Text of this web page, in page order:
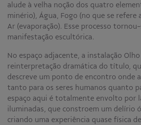
alude à velha noção dos quatro
minério), Água, Fogo (no que se refere
Ar (evaporação). Esse processo
manifestação escultórica.
No espaço adjacente, a instalação Olho
reinterpretação dramática do título,
descreve um ponto de encontro onde
tanto para os seres humanos quanto
espaço aqui é totalmente envolto por
iluminadas, que constroem um delírio
criando uma experiência quase física